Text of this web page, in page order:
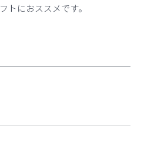
トにおススメです。